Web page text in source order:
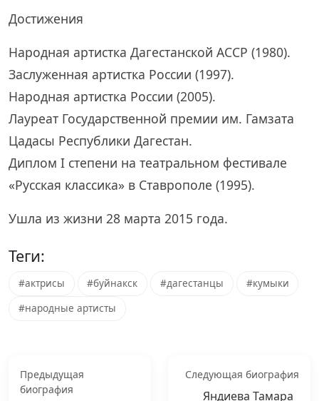
Достижения
Народная артистка Дагестанской АССР (1980).
Заслуженная артистка России (1997).
Народная артистка России (2005).
Лауреат Государственной премии им. Гамзата
Цадасы Республики Дагестан.
Диплом I степени на театральном фестивале
«Русская классика» в Ставрополе (1995).
Ушла из жизни 28 марта 2015 года.
Теги:
#актрисы #буйнакск #дагестанцы
#кумыки
#народные артисты
Предыдущая
биография
Следующая биография
Яндиева Тамара